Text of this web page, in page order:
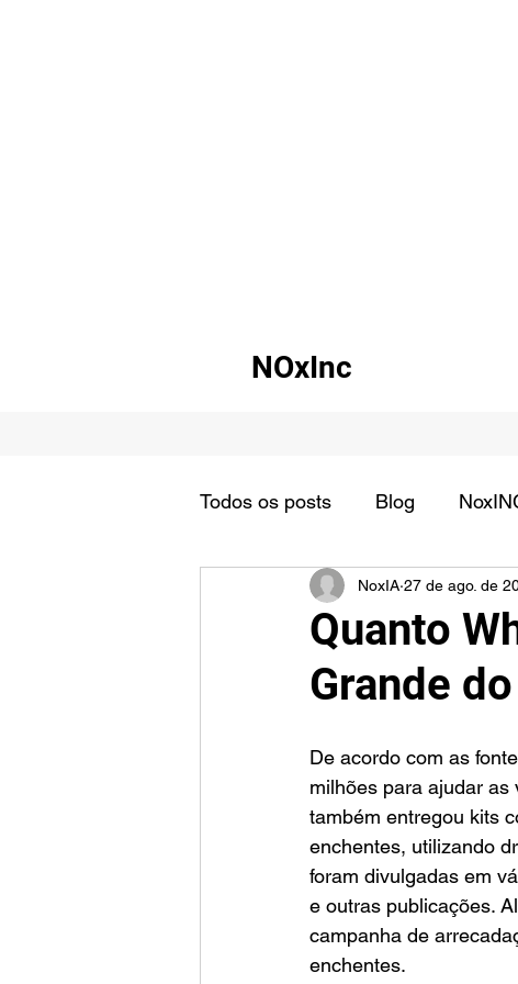
NOxInc
Todos os posts Blog
Quanto
Grande
NoxIA 27 de ago. de
De acordo com as
milhões para ajudar as
também entregou kits
enchentes, utilizando
foram divulgadas em
e outras publicações.
campanha de
enchentes.